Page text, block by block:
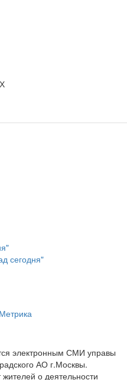
сегодня"
электронным СМИ управы
АО г.Москвы.
о деятельности